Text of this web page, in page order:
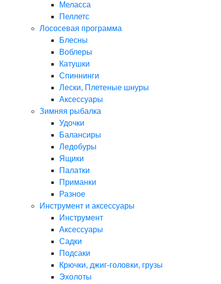
Меласса
Пеллетс
Лососевая программа
Блесны
Воблеры
Катушки
Спиннинги
Лески, Плетеные шнуры
Аксессуары
Зимняя рыбалка
Удочки
Балансиры
Ледобуры
Ящики
Палатки
Приманки
Разное
Инструмент и аксессуары
Инструмент
Аксессуары
Садки
Подсаки
Крючки, джиг-головки, грузы
Эхолоты